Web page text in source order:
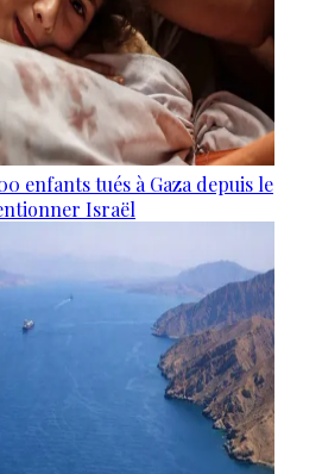
enfants tués à Gaza depuis le
Israël